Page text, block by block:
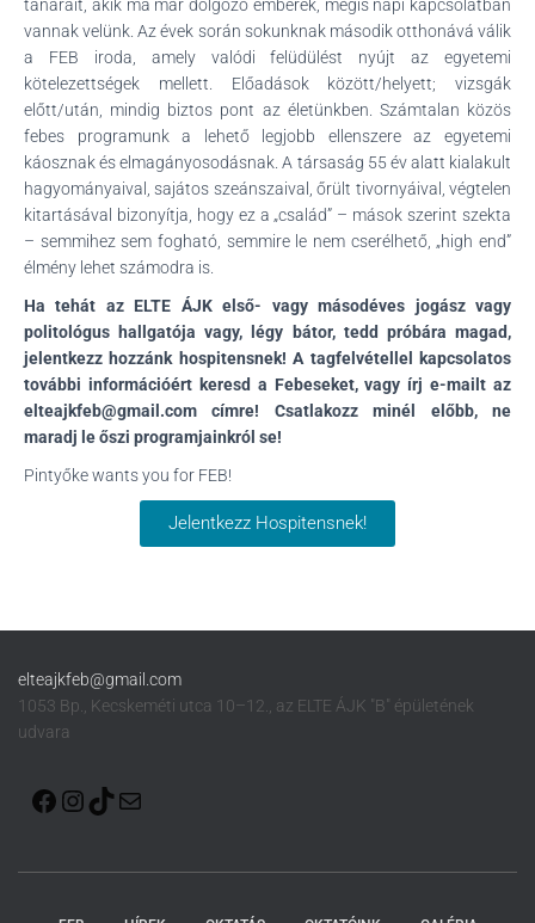
tanárait, akik ma már dolgozó emberek, mégis napi kapcsolatban
vannak velünk. Az évek során sokunknak második otthonává válik
a FEB iroda, amely valódi felüdülést nyújt az egyetemi
kötelezettségek mellett. Előadások között/helyett; vizsgák
előtt/után, mindig biztos pont az életünkben. Számtalan közös
febes programunk a lehető legjobb ellenszere az egyetemi
káosznak és elmagányosodásnak. A társaság 55 év alatt kialakult
hagyományaival, sajátos szeánszaival, őrült tivornyáival, végtelen
kitartásával bizonyítja, hogy ez a „család” – mások szerint szekta
– semmihez sem fogható, semmire le nem cserélhető, „high end”
élmény lehet számodra is.
Ha tehát az ELTE ÁJK első- vagy másodéves jogász vagy
politológus hallgatója vagy, légy bátor, tedd próbára magad,
jelentkezz hozzánk hospitensnek! A tagfelvétellel kapcsolatos
további információért keresd a Febeseket, vagy írj e-mailt az
elteajkfeb@gmail.com címre! Csatlakozz minél előbb, ne
maradj le őszi programjainkról se!
Pintyőke wants you for FEB!
Jelentkezz Hospitensnek!
elteajkfeb@gmail.com
1053 Bp., Kecskeméti utca 10–12., az ELTE ÁJK "B" épületének
udvara